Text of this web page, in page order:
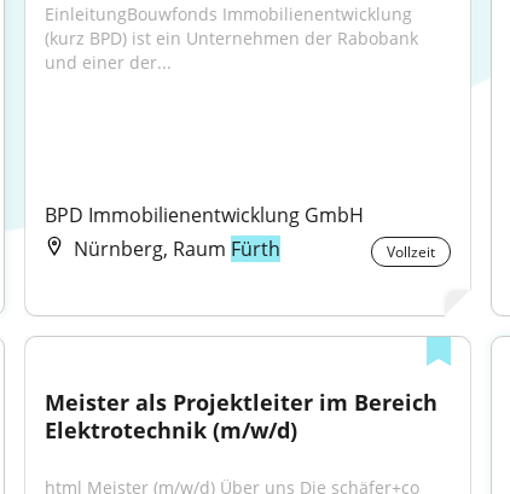
EinleitungBouwfonds Immobilienentwicklung
(kurz BPD) ist ein Unternehmen der Rabobank
und einer der...
BPD Immobilienentwicklung GmbH
Nürnberg, Raum Fürth Vollzeit
Meister als Projektleiter im Bereich
Elektrotechnik (m/w/d)
html Meister (m/w/d) Über uns Die schäfer+co